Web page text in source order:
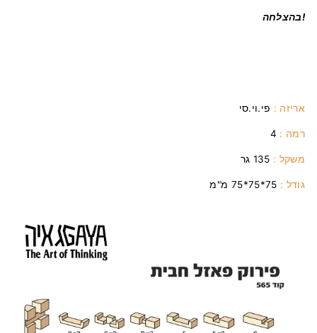
בהצלחה!
אריזה : פי.וי.סי
רמה :
משקל :
גודל : 75*75*75 מ"מ